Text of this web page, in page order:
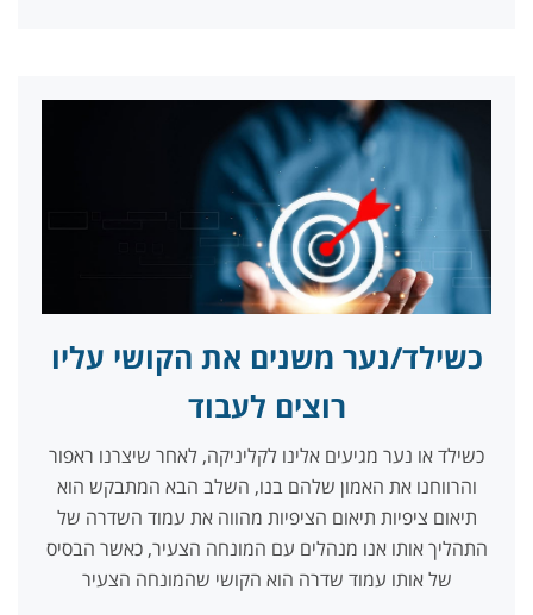
כשילד/נער משנים את הקושי עליו
רוצים לעבוד
כשילד או נער מגיעים אלינו לקליניקה, לאחר שיצרנו ראפור
והרווחנו את האמון שלהם בנו, השלב הבא המתבקש הוא
תיאום ציפיות תיאום הציפיות מהווה את עמוד השדרה של
התהליך אותו אנו מנהלים עם המונחה הצעיר, כאשר הבסיס
של אותו עמוד שדרה הוא הקושי שהמונחה הצעיר